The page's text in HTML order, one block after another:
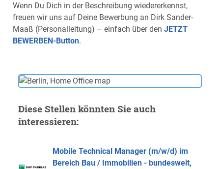
Wenn Du Dich in der Beschreibung wiedererkennst,
freuen wir uns auf Deine Bewerbung an Dirk Sander-
Maaß (Personalleitung) – einfach über den JETZT
BEWERBEN-Button.
Diese Stellen könnten Sie auch
interessieren:
Mobile Technical Manager (m/w/d) im
Bereich Bau / Immobilien - bundesweit,